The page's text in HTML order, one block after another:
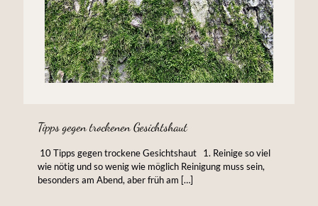
Tipps gegen trockenen Gesichtshaut
10 Tipps gegen trockene Gesichtshaut 1. Reinige so viel
wie nötig und so wenig wie möglich Reinigung muss sein,
besonders am Abend, aber früh am […]